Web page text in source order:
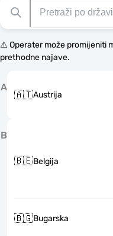
⚠️ Operater može promijeniti
prethodne najave.
A
🇦🇹Austrija
B
🇧🇪Belgija
🇧🇬Bugarska